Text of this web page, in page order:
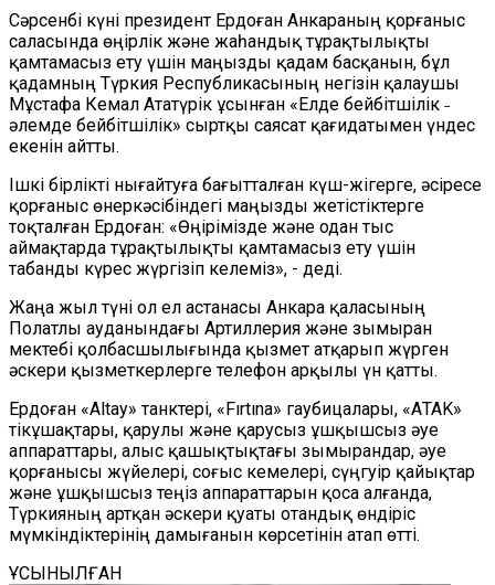
Сәрсенбі күні президент Ердоған Анкараның қорғаныс
саласында өңірлік және жаһандық тұрақтылықты
қамтамасыз ету үшін маңызды қадам басқанын, бұл
қадамның Түркия Республикасының негізін қалаушы
Мұстафа Кемал Ататүрік ұсынған «Елде бейбітшілік ˗
әлемде бейбітшілік» сыртқы саясат қағидатымен үндес
екенін айтты.
Ішкі бірлікті нығайтуға бағытталған күш-жігерге, әсіресе
қорғаныс өнеркәсібіндегі маңызды жетістіктерге
тоқталған Ердоған: «Өңірімізде және одан тыс
аймақтарда тұрақтылықты қамтамасыз ету үшін
табанды күрес жүргізіп келеміз», - деді.
Жаңа жыл түні ол ел астанасы Анкара қаласының
Полатлы ауданындағы Артиллерия және зымыран
мектебі қолбасшылығында қызмет атқарып жүрген
әскери қызметкерлерге телефон арқылы үн қатты.
Ердоған «Аltay» танктері, «Fırtına» гаубицалары, «АTAK»
тікұшақтары, қарулы және қарусыз ұшқышсыз әуе
аппараттары, алыс қашықтықтағы зымырандар, әуе
қорғанысы жүйелері, соғыс кемелері, сүңгуір қайықтар
және ұшқышсыз теңіз аппараттарын қоса алғанда,
Түркияның артқан әскери қуаты отандық өндіріс
мүмкіндіктерінің дамығанын көрсетінін атап өтті.
ҰСЫНЫЛҒАН